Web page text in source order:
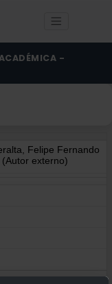
-
Felipe Fernando
(Autor externo)